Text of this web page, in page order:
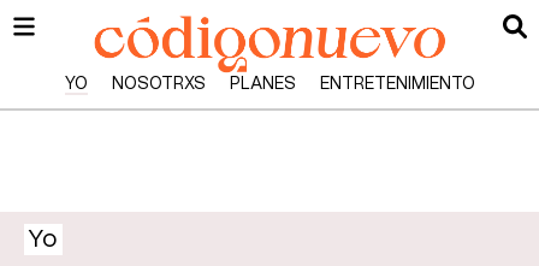
YO NOSOTRXS PLANES ENTRETENIMIENTO
Yo